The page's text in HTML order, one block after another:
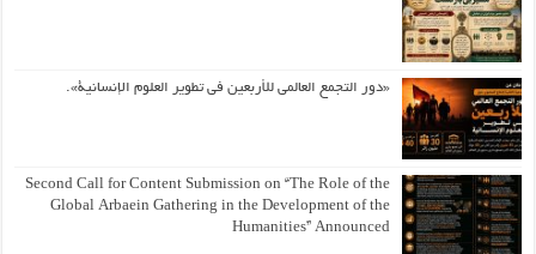
«دور التجمع العالمي للأربعين في تطوير العلوم الإنسانية».
Second Call for Content Submission on “The Role of the
Global Arbaein Gathering in the Development of the
Humanities” Announced